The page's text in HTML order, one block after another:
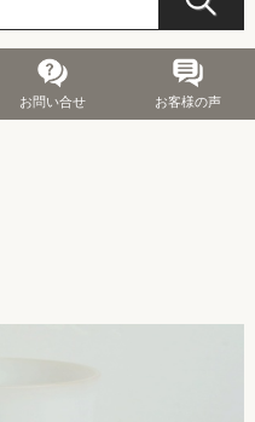
お問い合せ お客様の声